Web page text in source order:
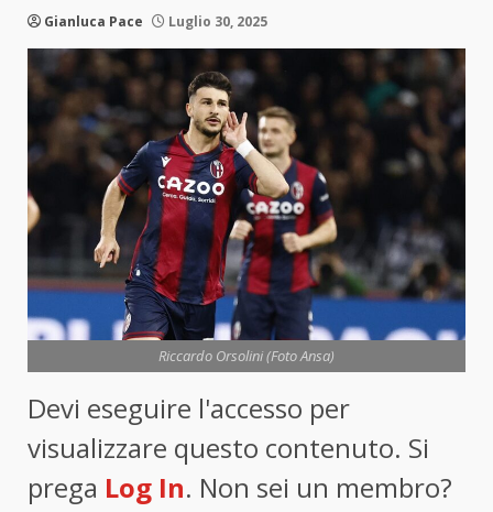
Gianluca Pace Luglio 30, 2025
Riccardo Orsolini (Foto Ansa)
Devi eseguire l'accesso per
visualizzare questo contenuto. Si
prega Log In. Non sei un membro?